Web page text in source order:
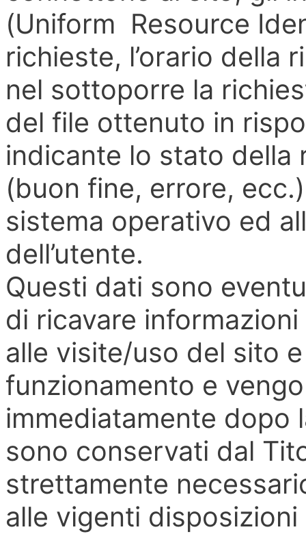
(Uniform Resource
richieste, l’orario della
nel sottoporre la
del file ottenuto in
indicante lo stato della
(buon fine, errore,
sistema operativo ed
dell’utente.
Questi dati sono
di ricavare
alle visite/uso del sito
funzionamento e
immediatamente dopo
sono conservati dal
strettamente
alle vigenti